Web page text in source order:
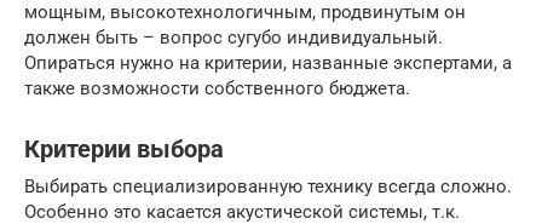
мощным, высокотехнологичным, продвинутым он
должен быть – вопрос сугубо индивидуальный.
Опираться нужно на критерии, названные экспертами, а
также возможности собственного бюджета.
Критерии выбора
Выбирать специализированную технику всегда сложно.
Особенно это касается акустической системы, т.к.